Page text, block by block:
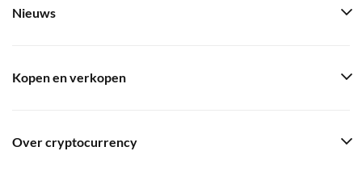
Nieuws
Kopen en verkopen
Over cryptocurrency